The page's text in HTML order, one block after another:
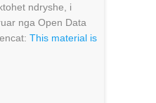
ndryshe, i
nga Open Data
This material is